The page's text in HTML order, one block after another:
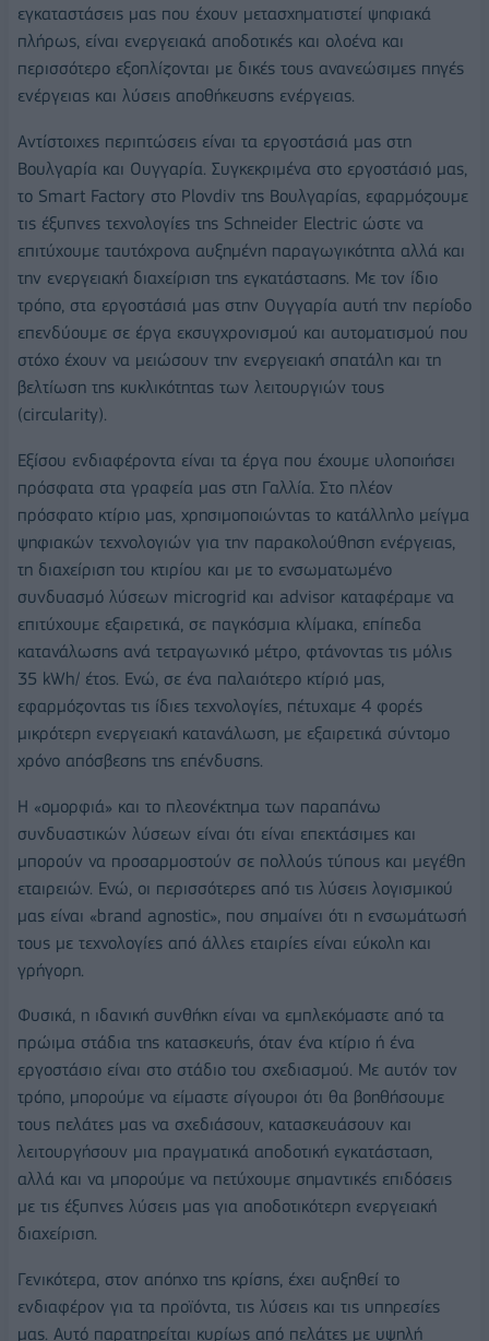
εγκαταστάσεις μας που έχουν μετασχηματιστεί ψηφιακά
πλήρως, είναι ενεργειακά αποδοτικές και ολοένα και
περισσότερο εξοπλίζονται με δικές τους ανανεώσιμες πηγές
ενέργειας και λύσεις αποθήκευσης ενέργειας.
Αντίστοιχες περιπτώσεις είναι τα εργοστάσιά μας στη
Βουλγαρία και Ουγγαρία. Συγκεκριμένα στο εργοστάσιό μας,
το Smart Factory στο Plovdiv της Βουλγαρίας, εφαρμόζουμε
τις έξυπνες τεχνολογίες της Schneider Electric ώστε να
επιτύχουμε ταυτόχρονα αυξημένη παραγωγικότητα αλλά και
την ενεργειακή διαχείριση της εγκατάστασης. Με τον ίδιο
τρόπο, στα εργοστάσιά μας στην Ουγγαρία αυτή την περίοδο
επενδύουμε σε έργα εκσυγχρονισμού και αυτοματισμού που
στόχο έχουν να μειώσουν την ενεργειακή σπατάλη και τη
βελτίωση της κυκλικότητας των λειτουργιών τους
(circularity).
Εξίσου ενδιαφέροντα είναι τα έργα που έχουμε υλοποιήσει
πρόσφατα στα γραφεία μας στη Γαλλία. Στο πλέον
πρόσφατο κτίριο μας, χρησιμοποιώντας το κατάλληλο μείγμα
ψηφιακών τεχνολογιών για την παρακολούθηση ενέργειας,
τη διαχείριση του κτιρίου και με το ενσωματωμένο
συνδυασμό λύσεων microgrid και advisor καταφέραμε να
επιτύχουμε εξαιρετικά, σε παγκόσμια κλίμακα, επίπεδα
κατανάλωσης ανά τετραγωνικό μέτρο, φτάνοντας τις μόλις
35 kWh/ έτος. Ενώ, σε ένα παλαιότερο κτίριό μας,
εφαρμόζοντας τις ίδιες τεχνολογίες, πέτυχαμε 4 φορές
μικρότερη ενεργειακή κατανάλωση, με εξαιρετικά σύντομο
χρόνο απόσβεσης της επένδυσης.
Η «ομορφιά» και το πλεονέκτημα των παραπάνω
συνδυαστικών λύσεων είναι ότι είναι επεκτάσιμες και
μπορούν να προσαρμοστούν σε πολλούς τύπους και μεγέθη
εταιρειών. Ενώ, οι περισσότερες από τις λύσεις λογισμικού
μας είναι «brand agnostic», που σημαίνει ότι η ενσωμάτωσή
τους με τεχνολογίες από άλλες εταιρίες είναι εύκολη και
γρήγορη.
Φυσικά, η ιδανική συνθήκη είναι να εμπλεκόμαστε από τα
πρώιμα στάδια της κατασκευής, όταν ένα κτίριο ή ένα
εργοστάσιο είναι στο στάδιο του σχεδιασμού. Με αυτόν τον
τρόπο, μπορούμε να είμαστε σίγουροι ότι θα βοηθήσουμε
τους πελάτες μας να σχεδιάσουν, κατασκευάσουν και
λειτουργήσουν μια πραγματικά αποδοτική εγκατάσταση,
αλλά και να μπορούμε να πετύχουμε σημαντικές επιδόσεις
με τις έξυπνες λύσεις μας για αποδοτικότερη ενεργειακή
διαχείριση.
Γενικότερα, στον απόηχο της κρίσης, έχει αυξηθεί το
ενδιαφέρον για τα προϊόντα, τις λύσεις και τις υπηρεσίες
μας. Αυτό παρατηρείται κυρίως από πελάτες με υψηλή